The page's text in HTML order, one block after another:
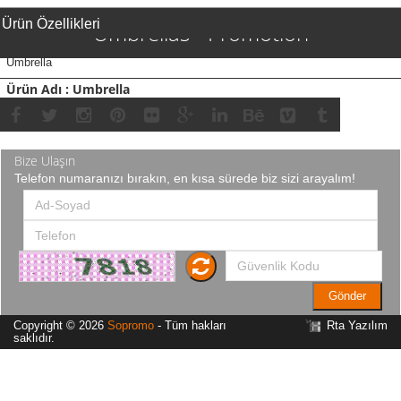
Umbrellas - Promotion
Ürün Adı : Umbrella
Ürün Özellikleri
Umbrella
Bize Ulaşın
Telefon numaranızı bırakın, en kısa sürede biz sizi arayalım!
Gönder
Copyright © 2026 Sopromo - Tüm hakları
saklıdır.
Rta Yazılım